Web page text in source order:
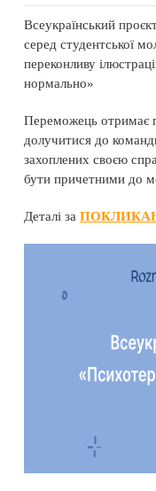
Всеукраїнський
серед студентської
переконливу
нормально»
Переможець отримає
долучитися до
захоплених своєю
бути причетними до
Деталі за